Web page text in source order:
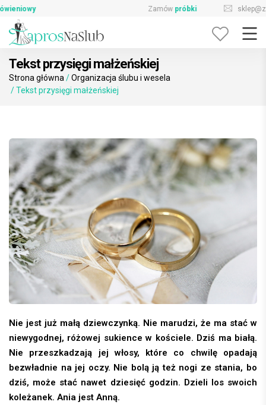
Skip
content
sklep@zaprosnaslub.pl 726-644-296
Tekst przysięgi małżeńskiej
Strona główna /Organizacja ślubu i wesela
/ Tekst przysięgi małżeńskiej
Nie jest już małą dziewczynką. Nie marudzi, że ma stać w
niewygodnej, różowej sukience w kościele. Dziś ma białą.
Nie przeszkadzają jej włosy, które co chwilę opadają
bezwładnie na jej oczy. Nie bolą ją też nogi ze stania, bo
dziś, może stać nawet dziesięć godzin. Dzieli los swoich
koleżanek. Ania jest Anną.